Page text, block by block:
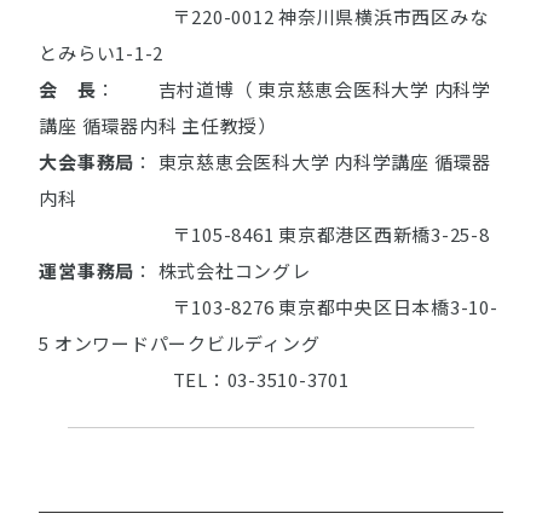
〒220-0012 神奈川県横浜市西区みな
とみらい1-1-2
会 長 ： 吉村道博（ 東京慈恵会医科大学 内科学
講座 循環器内科 主任教授）
大会事務局 ： 東京慈恵会医科大学 内科学講座 循環器
内科
〒105-8461 東京都港区西新橋3-25-8
運営事務局 ： 株式会社コングレ
〒103-8276 東京都中央区日本橋3-10-
5 オンワードパークビルディング
TEL：03-3510-3701